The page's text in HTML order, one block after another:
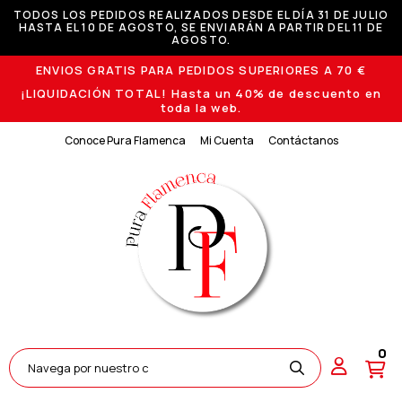
TODOS LOS PEDIDOS REALIZADOS DESDE EL DÍA 31 DE JULIO
HASTA EL 10 DE AGOSTO, SE ENVIARÁN A PARTIR DEL 11 DE
AGOSTO.
ENVIOS GRATIS PARA PEDIDOS SUPERIORES A 70 €
¡LIQUIDACIÓN TOTAL! Hasta un 40% de descuento en
toda la web.
Conoce Pura Flamenca Mi Cuenta Contáctanos
0